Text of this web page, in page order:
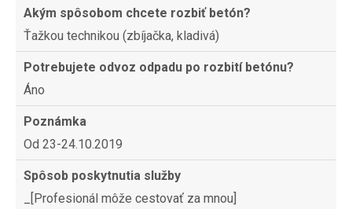
Akým spôsobom chcete rozbiť betón?
Ťažkou technikou (zbíjačka, kladivá)
Potrebujete odvoz odpadu po rozbití betónu?
Áno
Poznámka
Od 23-24.10.2019
Spôsob poskytnutia služby
_[Profesionál môže cestovať za mnou]